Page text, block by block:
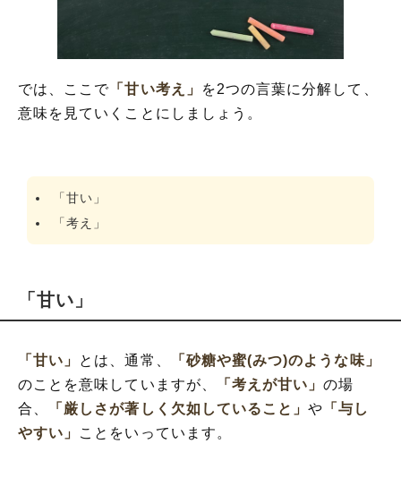
では、ここで 「甘い考え」
を2つの言葉に分解して、
意味を見ていくことにしましょう。
「甘い」
「考え」
「甘い」
「甘い」 とは、通常、
「砂糖や蜜(みつ)のような味」
のことを意味していますが、
「考えが甘い」の場
合、
「厳しさが著しく欠如していること」や 「与し
やすい」
ことをいっています。